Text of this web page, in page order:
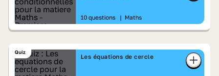
10 questions | Maths
Quiz
Les équations de cercle